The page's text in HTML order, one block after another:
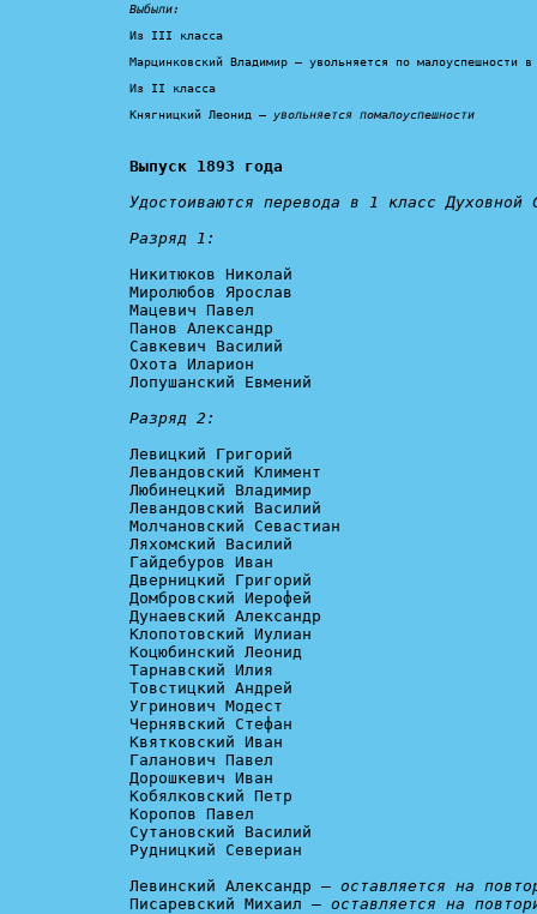
Выбыли:
Из III класса
Марцинковский Владимир — увольняется по
Из II класса
Княгницкий Леонид — увольняется помалоуспешности
Выпуск 1893 года
Удостоиваются перевода в 1 класс Духовной
Разряд 1:
Никитюков Николай
Миролюбов Ярослав
Мацевич Павел
Панов Александр
Савкевич Василий
Охота Иларион
Лопушанский Евмений
Разряд 2:
Левицкий Григорий
Левандовский Климент
Любинецкий Владимир
Левандовский Василий
Молчановский Севастиан
Ляхомский Василий
Гайдебуров Иван
Дверницкий Григорий
Домбровский Иерофей
Дунаевский Александр
Клопотовский Иулиан
Коцюбинский Леонид
Тарнавский Илия
Товстицкий Андрей
Угринович Модест
Чернявский Стефан
Квятковский Иван
Галанович Павел
Дорошкевич Иван
Кобялковский Петр
Коропов Павел
Сутановский Василий
Рудницкий Севериан
Левинский Александр – оставляется на
Писаревский Михаил – оставляется на